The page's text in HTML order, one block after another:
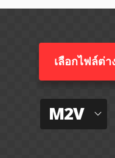
เลือกไฟล์ต่า
M2V